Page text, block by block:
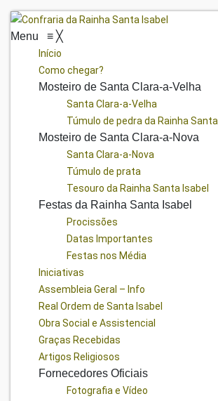
Menu ≡ ╳
Início
Como chegar?
Mosteiro de Santa Clara-a-Velha
Santa Clara-a-Velha
Túmulo de pedra da Rainha Santa
Mosteiro de Santa Clara-a-Nova
Santa Clara-a-Nova
Túmulo de prata
Tesouro da Rainha Santa Isabel
Festas da Rainha Santa Isabel
Procissões
Datas Importantes
Festas nos Média
Iniciativas
Assembleia Geral – Info
Real Ordem de Santa Isabel
Obra Social e Assistencial
Graças Recebidas
Artigos Religiosos
Fornecedores Oficiais
Fotografia e Vídeo